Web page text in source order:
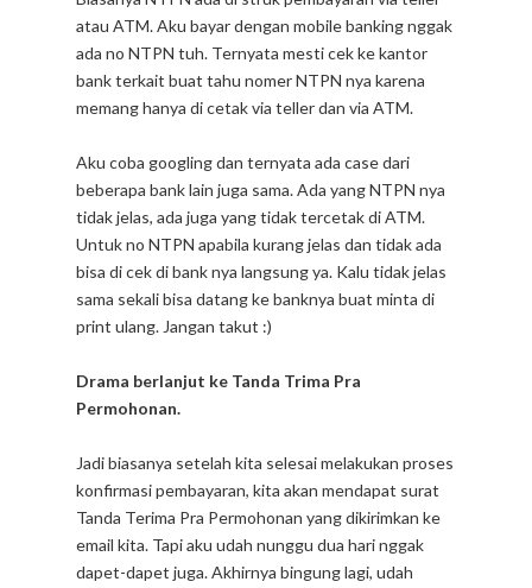
atau ATM. Aku bayar dengan mobile banking nggak
ada no NTPN tuh. Ternyata mesti cek ke kantor
bank terkait buat tahu nomer NTPN nya karena
memang hanya di cetak via teller dan via ATM.
Aku coba googling dan ternyata ada case dari
beberapa bank lain juga sama. Ada yang NTPN nya
tidak jelas, ada juga yang tidak tercetak di ATM.
Untuk no NTPN apabila kurang jelas dan tidak ada
bisa di cek di bank nya langsung ya. Kalu tidak jelas
sama sekali bisa datang ke banknya buat minta di
print ulang. Jangan takut :)
Drama berlanjut ke Tanda Trima Pra
Permohonan.
Jadi biasanya setelah kita selesai melakukan proses
konfirmasi pembayaran, kita akan mendapat surat
Tanda Terima Pra Permohonan yang dikirimkan ke
email kita. Tapi aku udah nunggu dua hari nggak
dapet-dapet juga. Akhirnya bingung lagi, udah